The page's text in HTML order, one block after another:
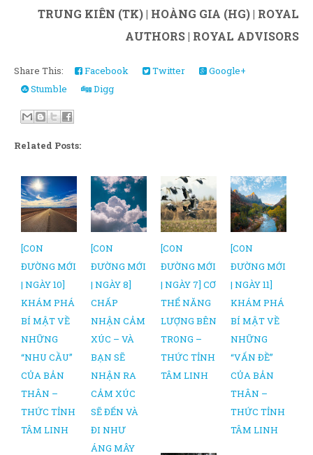
TRUNG KIÊN (TK) | HOÀNG GIA (HG) | ROYAL
AUTHORS | ROYAL ADVISORS
Share This: Facebook Twitter
Google+
Stumble
Digg
Related Posts:
[CON
ĐƯỜNG MỚI
| NGÀY 10]
KHÁM PHÁ
BÍ MẬT VỀ
NHỮNG
“NHU CẦU”
CỦA BẢN
THÂN –
THỨC TỈNH
TÂM LINH
[CON
ĐƯỜNG MỚI
| NGÀY 8]
CHẤP
NHẬN CẢM
XÚC – VÀ
BẠN SẼ
NHẬN RA
CẢM XÚC
SẼ ĐẾN VÀ
ĐI NHƯ
ÁNG MÂY
[CON
ĐƯỜNG MỚI
| NGÀY 7] CƠ
THỂ NĂNG
LƯỢNG BÊN
TRONG –
THỨC TỈNH
TÂM LINH
[CON
ĐƯỜNG MỚI
| NGÀY 11]
KHÁM PHÁ
BÍ MẬT VỀ
NHỮNG
“VẤN ĐỀ”
CỦA BẢN
THÂN –
THỨC TỈNH
TÂM LINH